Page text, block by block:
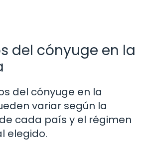
del cónyuge en la
del cónyuge en la
variar según la
cada país y el régimen
elegido.